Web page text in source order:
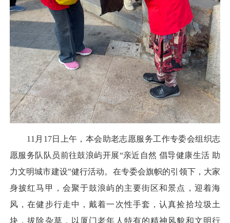
11月17日上午，本会助老志愿服务工作专委会组织志
愿服务队队员前往鼓浪屿开展“亲近自然 倡导健康生活 助
力文明城市建设”健行活动。在专委会旗帜的引领下，大家
身披红马甲，会聚于鼓浪屿的主要街区和景点，迎着海
风，在健步行走中，戴着一次性手套，认真捡拾垃圾土
块，拔除杂草，以厦门老年人特有的精神风貌和文明行